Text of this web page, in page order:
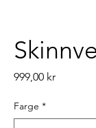
999,00 krPris
Farge *